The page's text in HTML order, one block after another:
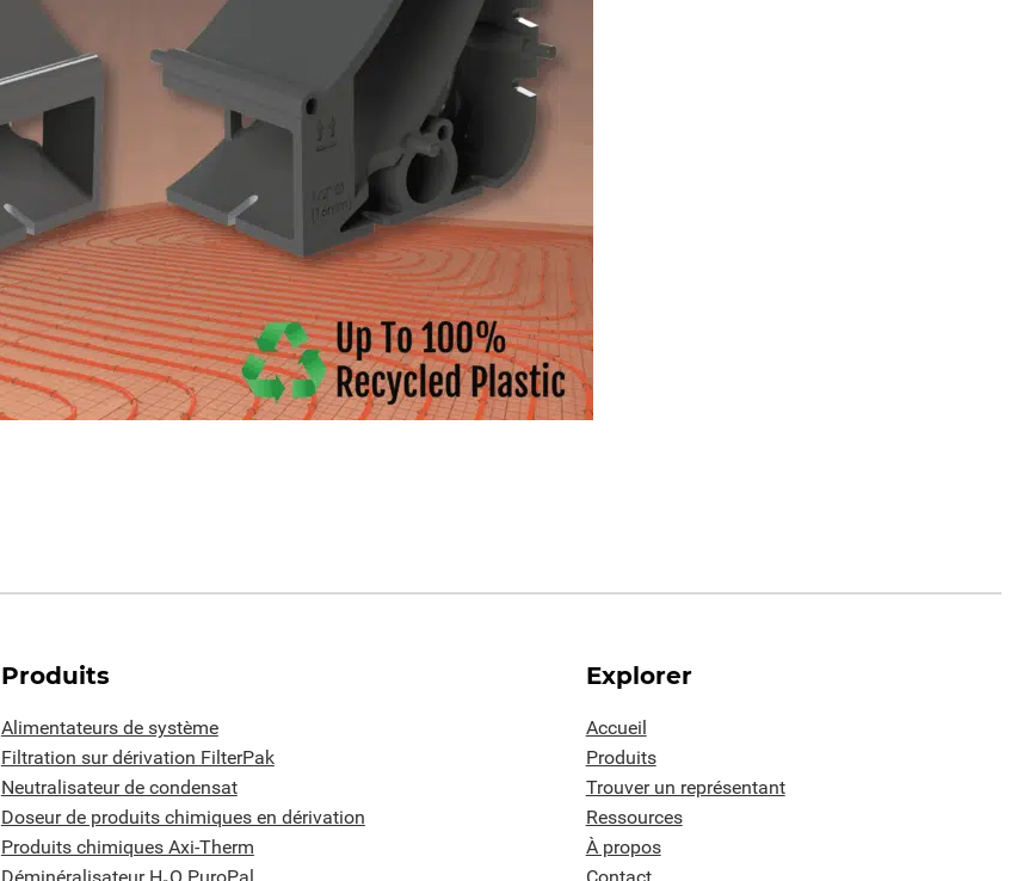
Produits
Alimentateurs de système
Filtration sur dérivation FilterPak
Neutralisateur de condensat
Doseur de produits chimiques en dérivation
Produits chimiques Axi-Therm
Déminéralisateur H₂O PuroPal
Explorer
Accueil
Produits
Trouver un représentant
Ressources
À propos
Contact